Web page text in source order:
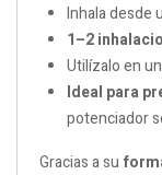
Inhala desde
1–2
Utilízalo en un
Ideal para
potenciador
Gracias a su